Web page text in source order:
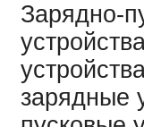
Зарядно-
зарядные